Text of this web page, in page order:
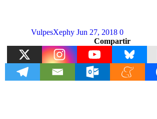
VulpesXephy Jun 27, 2018 0
Compartir